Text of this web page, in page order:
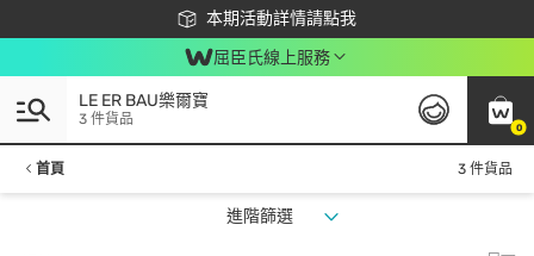
本期活動詳情請點我
下載app最高回饋$350
屈臣氏線上服務
0
LE ER BAU樂爾寶
3 件貨品
首頁 3 件貨品
進階篩選